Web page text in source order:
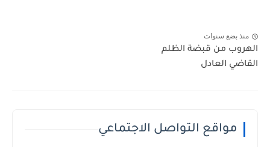
منذ بضع سنوات
الهروب من قبضة الظلم
القاضي العادل
مواقع التواصل الاجتماعي